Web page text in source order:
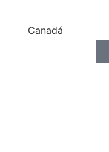
Canadá